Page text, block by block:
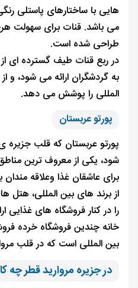
‌هایی با ساختارهای پاستلی
می باشد. قنات برای سهولت
طراحی شده است.
در ربع قنات طیف گسترده ای
به گردشگران ارائه می شود، و
المللی را پوشش می دهد.
پورتو عربستان
پورتو عربستان که قلب جزیره
شود، یکی از معروف ترین
برای عاشقان غذا وعلاقه
را در کنار فروشگاه‌ های غذایی
خانه چندین فروشگاه خرده
بین المللی است که در قلب
در جزیره مروارید قطر چه